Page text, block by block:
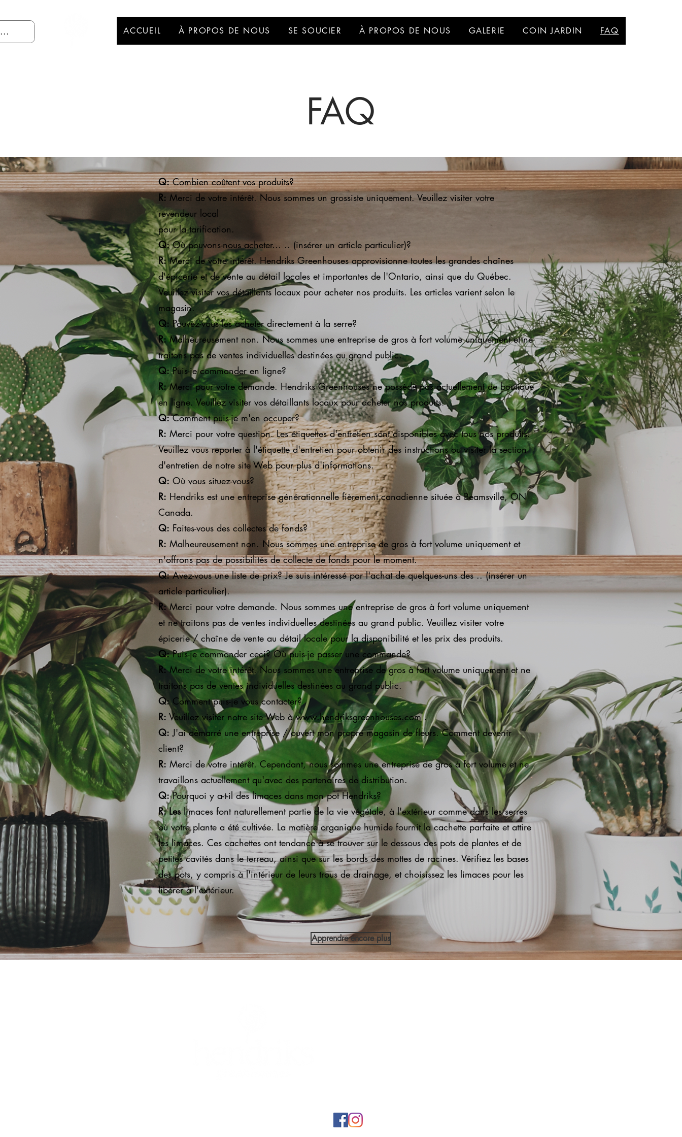
ACCUEIL À PROPOS DE NOUS SE SOUCIER À PROPOS DE NOUS GALERIE COIN JARDIN FAQ
FAQ
Q:Combien coûtent vos produits?
R: Merci de votre intérêt. Nous sommes un grossiste uniquement. Veuillez visiter votre
revendeur local
pour la tarification.
Q:Où pouvons-nous acheter… .. (insérer un article particulier)?
R:Merci de votre intérêt. Hendriks Greenhouses approvisionne toutes les grandes chaînes
d'épicerie et de vente au détail locales et importantes de l'Ontario, ainsi que du Québec.
Veuillez visiter vos détaillants locaux pour acheter nos produits. Les articles varient selon le
magasin.
Q: Pouvez-vous les acheter directement à la serre?
R:Malheureusement non. Nous sommes une entreprise de gros à fort volume uniquement et ne
traitons pas de ventes individuelles destinées au grand public.
Q:Puis-je commander en ligne?
R:Merci pour votre demande. Hendriks Greenhouses ne possède pas actuellement de boutique
en ligne. Veuillez visiter vos détaillants locaux pour acheter nos produits.
Q:Comment puis-je m'en occuper?
R: Merci pour votre question. Les étiquettes d'entretien sont disponibles avec tous nos produits.
Veuillez vous reporter à l'étiquette d'entretien pour obtenir des instructions ou visiter la section
d'entretien de notre site Web pour plus d'informations.
Q: Où vous situez-vous?
R: Hendriks est une entreprise générationnelle fièrement canadienne située à Beamsville, ON
Canada.
Q: Faites-vous des collectes de fonds?
R: Malheureusement non. Nous sommes une entreprise de gros à fort volume uniquement et
n'offrons pas de possibilités de collecte de fonds pour le moment.
Q:Avez-vous une liste de prix? Je suis intéressé par l'achat de quelques-uns des .. (insérer un
article particulier).
R:Merci pour votre demande. Nous sommes une entreprise de gros à fort volume uniquement
et ne traitons pas de ventes individuelles destinées au grand public. Veuillez visiter votre
épicerie / chaîne de vente au détail locale pour la disponibilité et les prix des produits.
Q:Puis-je commander ceci? Où puis-je passer une commande?
R:Merci de votre intérêt. Nous sommes une entreprise de gros à fort volume uniquement et ne
traitons pas de ventes individuelles destinées au grand public.
Q:Comment puis-je vous contacter?
R: Veuillez visiter notre site Web àwww.hendriksgreenhouses.com.
Q: J'ai démarré une entreprise / ouvert mon propre magasin de fleurs. Comment devenir
client?
R: Merci de votre intérêt. Cependant, nous sommes une entreprise de gros à fort volume et ne
travaillons actuellement qu'avec des partenaires de distribution.
Q:Pourquoi y a-t-il des limaces dans mon pot Hendriks?
R: Leslimaces font naturellement partie de la vie végétale, à l'extérieur comme dans les serres
où votre plante a été cultivée. La matière organique humide fournit la cachette parfaite et attire
les limaces. Ces cachettes ont tendance à se trouver sur le dessous des pots de plantes et de
petites cavités dans le terreau, ainsi que sur les bords des mottes de racines. Vérifiez les bases
des pots, y compris à l'intérieur de leurs trous de drainage, et choisissez les limaces pour les
libérer à l'extérieur.
Apprendre encore plus